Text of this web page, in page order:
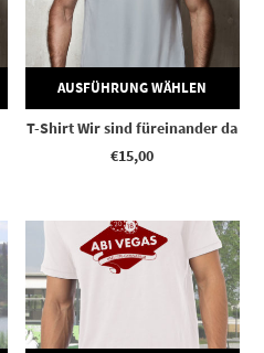
AUSFÜHRUNG WÄHLEN
T-Shirt Wir sind füreinander da
€15,00
Dieses Produkt weist mehrere Varianten auf. Die Optionen können auf der Produktseite gewählt werden